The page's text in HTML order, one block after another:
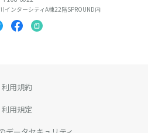
インターシティA棟22階SPROUND内
利用規約
利用規定